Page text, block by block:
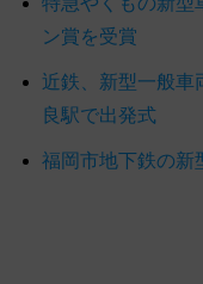
ン賞を受賞
近鉄、新型一般
良駅で出発式
福岡市地下鉄の新